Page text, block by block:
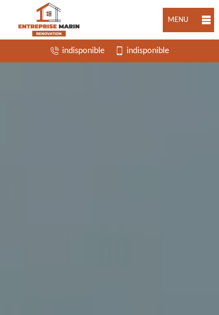
MENU
indisponible indisponible